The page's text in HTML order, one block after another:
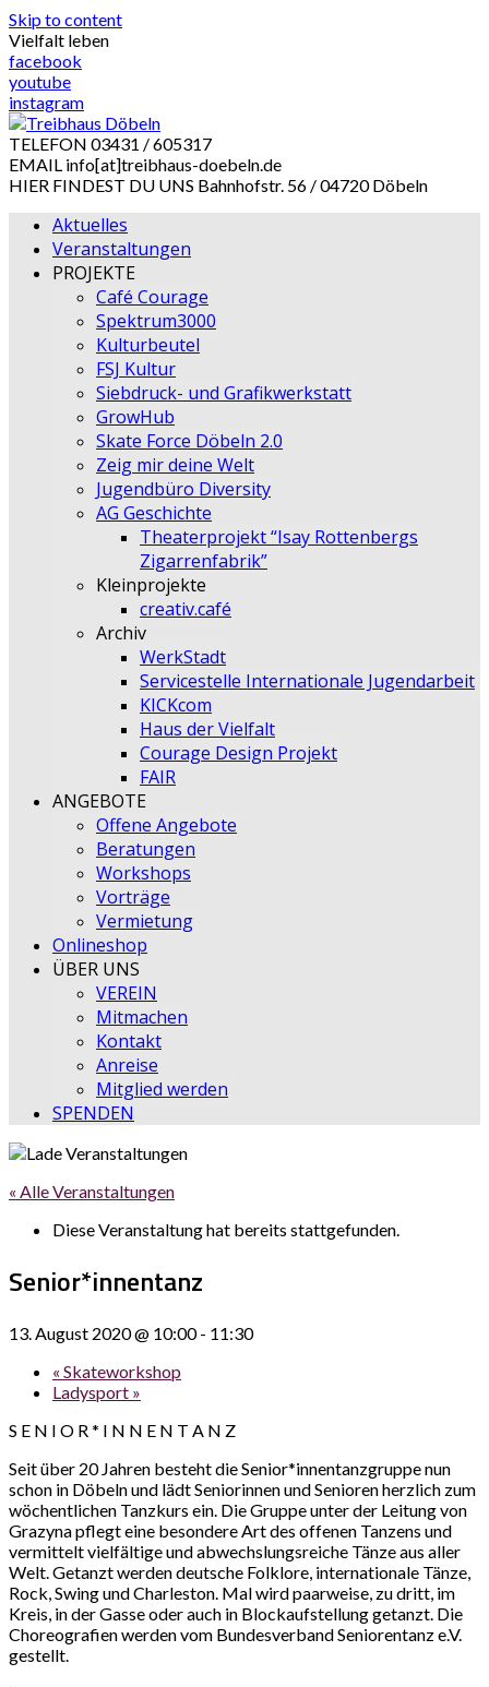
Skip to content
Vielfalt leben
facebook
youtube
instagram
TELEFON 03431 / 605317
EMAIL info[at]treibhaus-doebeln.de
HIER FINDEST DU UNS Bahnhofstr. 56 / 04720 Döbeln
Aktuelles
Veranstaltungen
PROJEKTE
Café Courage
Spektrum3000
Kulturbeutel
FSJ Kultur
Siebdruck- und Grafikwerkstatt
GrowHub
Skate Force Döbeln 2.0
Zeig mir deine Welt
Jugendbüro Diversity
AG Geschichte
Theaterprojekt “Isay Rottenbergs
Zigarrenfabrik”
Kleinprojekte
creativ.café
Archiv
WerkStadt
Servicestelle Internationale Jugendarbeit
KICKcom
Haus der Vielfalt
Courage Design Projekt
FAIR
ANGEBOTE
Offene Angebote
Beratungen
Workshops
Vorträge
Vermietung
Onlineshop
ÜBER UNS
VEREIN
Mitmachen
Kontakt
Anreise
Mitglied werden
SPENDEN
« Alle Veranstaltungen
Diese Veranstaltung hat bereits stattgefunden.
Senior*innentanz
13. August 2020 @ 10:00- 11:30
« Skateworkshop
Ladysport »
S E N I O R * I N N E N T A N Z
Seit über 20 Jahren besteht die Senior*innentanzgruppe nun
schon in Döbeln und lädt Seniorinnen und Senioren herzlich zum
wöchentlichen Tanzkurs ein. Die Gruppe unter der Leitung von
Grazyna pflegt eine besondere Art des offenen Tanzens und
vermittelt vielfältige und abwechslungsreiche Tänze aus aller
Welt. Getanzt werden deutsche Folklore, internationale Tänze,
Rock, Swing und Charleston. Mal wird paarweise, zu dritt, im
Kreis, in der Gasse oder auch in Blockaufstellung getanzt. Die
Choreografien werden vom Bundesverband Seniorentanz e.V.
gestellt.